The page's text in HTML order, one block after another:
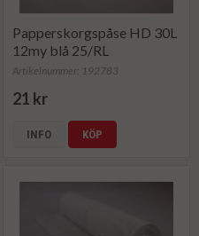
Papperskorgspåse HD 30L
12my blå 25/RL
Artikelnummer: 192783
21 kr
INFO KÖP